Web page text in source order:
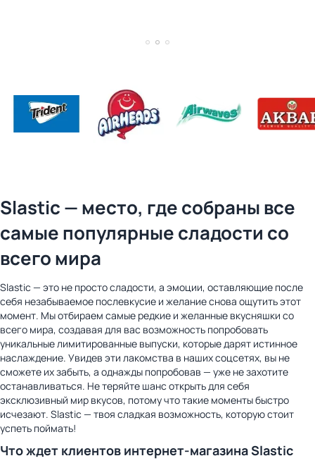
Slastic — место, где собраны все
самые популярные сладости со
всего мира
Slastic — это не просто сладости, а эмоции, оставляющие после
себя незабываемое послевкусие и желание снова ощутить этот
момент. Мы отбираем самые редкие и желанные вкусняшки со
всего мира, создавая для вас возможность попробовать
уникальные лимитированные выпуски, которые дарят истинное
наслаждение. Увидев эти лакомства в наших соцсетях, вы не
сможете их забыть, а однажды попробовав — уже не захотите
останавливаться. Не теряйте шанс открыть для себя
эксклюзивный мир вкусов, потому что такие моменты быстро
исчезают. Slastic — твоя сладкая возможность, которую стоит
успеть поймать!
Что ждет клиентов интернет-магазина Slastic